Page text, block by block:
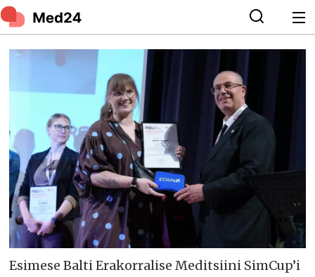
Esimese Balti Erakorralise Meditsiini SimCup’i